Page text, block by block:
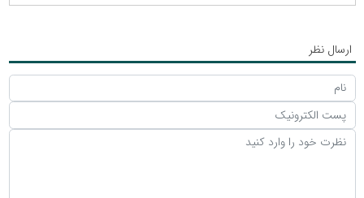
ارسال نظر